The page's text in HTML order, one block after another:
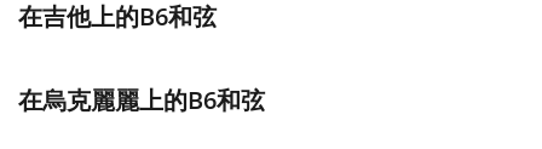
한국어
हिन्दी
在吉他上的B6和弦
在烏克麗麗上的B6和弦